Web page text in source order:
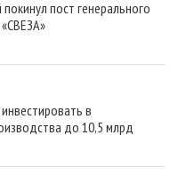
пост генерального
в
до 10,5 млрд